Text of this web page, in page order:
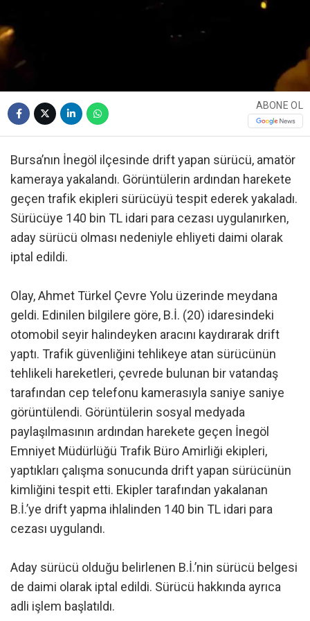
ABONE OL
Bursa’nın İnegöl ilçesinde drift yapan sürücü, amatör
kameraya yakalandı. Görüntülerin ardından harekete
geçen trafik ekipleri sürücüyü tespit ederek yakaladı.
Sürücüye 140 bin TL idari para cezası uygulanırken,
aday sürücü olması nedeniyle ehliyeti daimi olarak
iptal edildi.
Olay, Ahmet Türkel Çevre Yolu üzerinde meydana
geldi. Edinilen bilgilere göre, B.İ. (20) idaresindeki
otomobil seyir halindeyken aracını kaydırarak drift
yaptı. Trafik güvenliğini tehlikeye atan sürücünün
tehlikeli hareketleri, çevrede bulunan bir vatandaş
tarafından cep telefonu kamerasıyla saniye saniye
görüntülendi. Görüntülerin sosyal medyada
paylaşılmasının ardından harekete geçen İnegöl
Emniyet Müdürlüğü Trafik Büro Amirliği ekipleri,
yaptıkları çalışma sonucunda drift yapan sürücünün
kimliğini tespit etti. Ekipler tarafından yakalanan
B.İ.’ye drift yapma ihlalinden 140 bin TL idari para
cezası uygulandı.
Aday sürücü olduğu belirlenen B.İ.’nin sürücü belgesi
de daimi olarak iptal edildi. Sürücü hakkında ayrıca
adli işlem başlatıldı.